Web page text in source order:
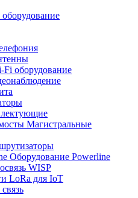
Fi оборудование
Магистральные
Оборудование Powerline
WISP
LoRa для IoT